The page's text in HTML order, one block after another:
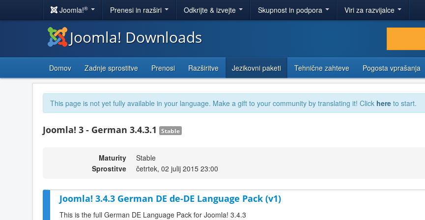
Joomla!® Prenesi in razširi Odkrijte & izvejte Skupnost in podpora Viri za razvijalce
Joomla! Downloads
Domov Zadnje sprostitve Prenosi Razširitve Jezikovni paketi Tehnične zahteve Pogosta vprašanja
This page is not yet fully available in your language. Make a gift to your community by translating it! Click here to start.
Joomla! 3 - German 3.4.3.1 Stable
Maturity
Stable
Sprostitve
četrtek, 02 julij 2015 23:00
Joomla! 3.4.3 German DE de-DE Language Pack (v1)
This is the full German DE Language Pack for Joomla! 3.4.3